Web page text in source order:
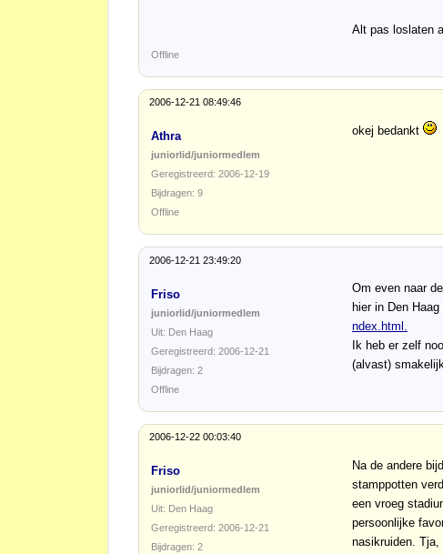
Alt pas loslaten
Offline
2006-12-21 08:49:46
Athra
juniorlid/juniormedlem
Geregistreerd: 2006-12-19
Bijdragen: 9
okej bedankt
Offline
2006-12-21 23:49:20
Friso
juniorlid/juniormedlem
Uit: Den Haag
Geregistreerd: 2006-12-21
Bijdragen: 2
Om even naar
hier in Den
ndex.html.
Ik heb er zelf
(alvast)
Offline
2006-12-22 00:03:40
Friso
juniorlid/juniormedlem
Uit: Den Haag
Geregistreerd: 2006-12-21
Bijdragen: 2
Na de andere
stamppotten
een vroeg
persoonlijke
nasikruiden. Tja,